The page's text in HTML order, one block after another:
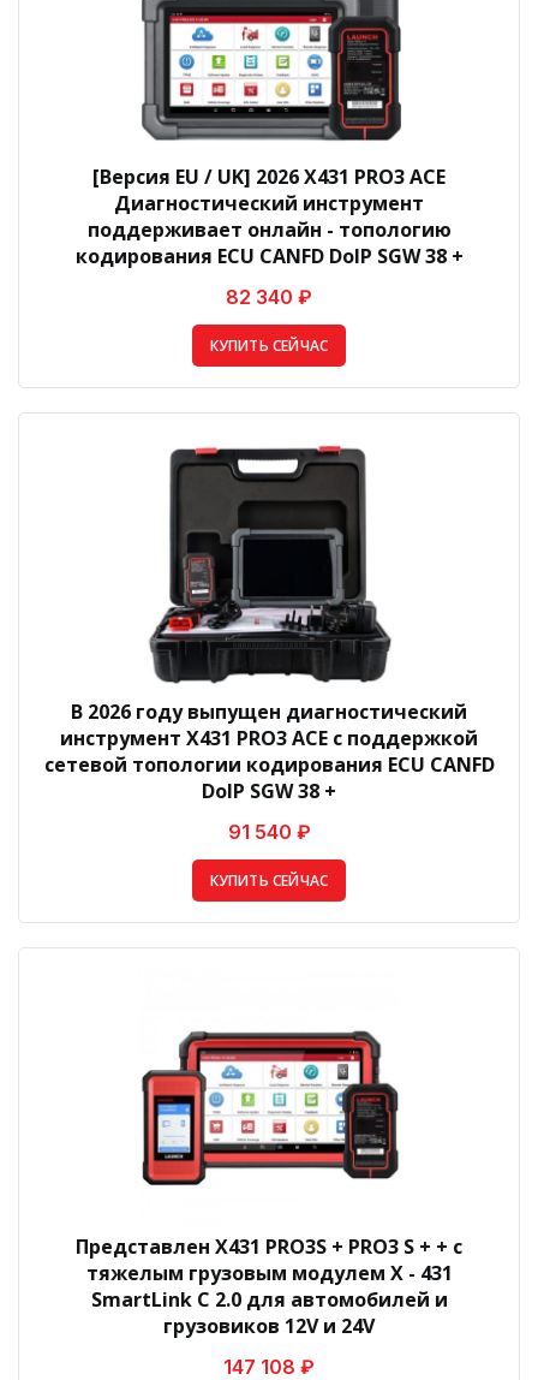
[Версия EU / UK] 2026 X431 PRO3 ACE
Диагностический инструмент
поддерживает онлайн - топологию
кодирования ECU CANFD DoIP SGW 38 +
82 340 ₽
КУПИТЬ СЕЙЧАС
В 2026 году выпущен диагностический
инструмент X431 PRO3 ACE с поддержкой
сетевой топологии кодирования ECU CANFD
DoIP SGW 38 +
91 540 ₽
КУПИТЬ СЕЙЧАС
Представлен X431 PRO3S + PRO3 S + + с
тяжелым грузовым модулем X - 431
SmartLink C 2.0 для автомобилей и
грузовиков 12V и 24V
147 108 ₽